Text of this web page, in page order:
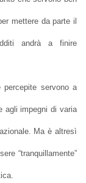
mettere da parte il
andrà a finire
servono a
agli impegni di varia
Ma è altresì
“tranquillamente”